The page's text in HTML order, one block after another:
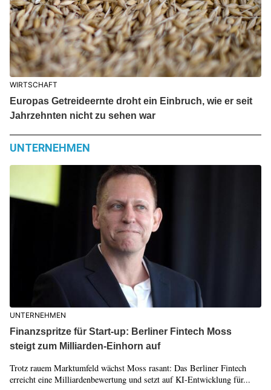
WIRTSCHAFT
Europas Getreideernte droht ein Einbruch, wie er seit
Jahrzehnten nicht zu sehen war
UNTERNEHMEN
UNTERNEHMEN
Finanzspritze für Start-up: Berliner Fintech Moss
steigt zum Milliarden-Einhorn auf
Trotz rauem Marktumfeld wächst Moss rasant: Das Berliner Fintech
erreicht eine Milliardenbewertung und setzt auf KI-Entwicklung für...